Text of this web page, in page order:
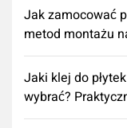
Jak zamocować
metod montażu
Jaki klej do
wybrać?